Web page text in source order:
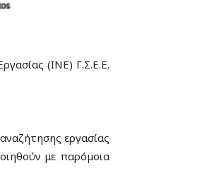
(ΙΝΕ) Γ.Σ.Ε.Ε.
εργασίας
με παρόμοια